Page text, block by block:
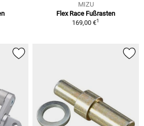
MIZU
Flex Race Fußrasten
169,00 €1